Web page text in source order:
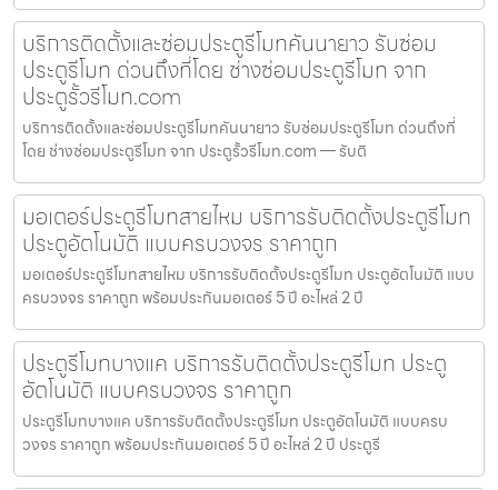
บริการติดตั้งและซ่อมประตูรีโมทคันนายาว รับซ่อม
ประตูรีโมท ด่วนถึงที่โดย ช่างซ่อมประตูรีโมท จาก
ประตูรั้วรีโมท.com
บริการติดตั้งและซ่อมประตูรีโมทคันนายาว รับซ่อมประตูรีโมท ด่วนถึงที่
โดย ช่างซ่อมประตูรีโมท จาก ประตูรั้วรีโมท.com — รับติ
มอเตอร์ประตูรีโมทสายไหม บริการรับติดตั้งประตูรีโมท
ประตูอัตโนมัติ แบบครบวงจร ราคาถูก
มอเตอร์ประตูรีโมทสายไหม บริการรับติดตั้งประตูรีโมท ประตูอัตโนมัติ แบบ
ครบวงจร ราคาถูก พร้อมประกันมอเตอร์ 5 ปี อะไหล่ 2 ปี
ประตูรีโมทบางแค บริการรับติดตั้งประตูรีโมท ประตู
อัตโนมัติ แบบครบวงจร ราคาถูก
ประตูรีโมทบางแค บริการรับติดตั้งประตูรีโมท ประตูอัตโนมัติ แบบครบ
วงจร ราคาถูก พร้อมประกันมอเตอร์ 5 ปี อะไหล่ 2 ปี ประตูรี